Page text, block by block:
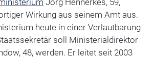
Wirkung aus seinem Amt aus.
heute in einer Verlautbarung
soll Ministerialdirektor
48, werden. Er leitet seit 2003